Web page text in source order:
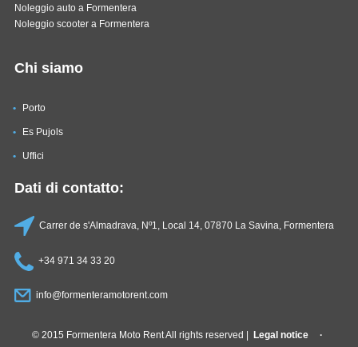
Noleggio auto a Formentera
Noleggio scooter a Formentera
Chi siamo
Porto
Es Pujols
Uffici
Dati di contatto:
Carrer de s'Almadrava, Nº1, Local 14, 07870 La Savina, Formentera
+34 971 34 33 20
info@formenteramotorent.com
© 2015 Formentera Moto Rent All rights reserved | Legal notice